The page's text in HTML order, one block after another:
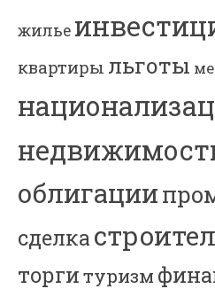
жилье
квартиры льготы
облигации
сделка
торгитуризм